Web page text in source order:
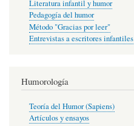
Literatura infantil y humor
Pedagogía del humor
Método "Gracias por leer"
Entrevistas a escritores infantiles
Humorología
Teoría del Humor (Sapiens)
Artículos y ensayos